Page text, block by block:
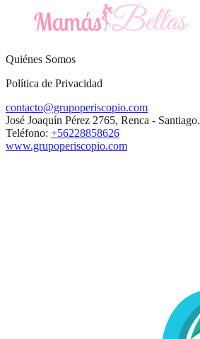
Quiénes Somos
Política de Privacidad
contacto@grupoperiscopio.com
José Joaquín Pérez 2765, Renca - Santiago.
Teléfono: +56228858626
www.grupoperiscopio.com